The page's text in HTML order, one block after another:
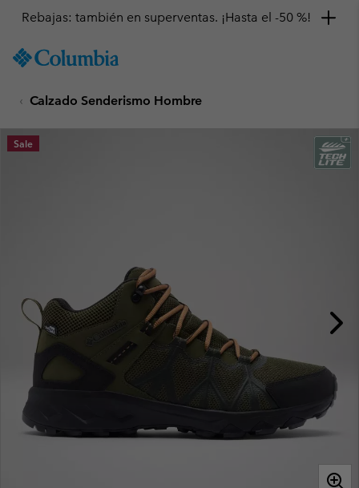
TO
SKIP
MAIN
NAV
Rebajas: también en superventas. ¡Hasta el -50 %!
Calzado Senderismo Hombre
Sale